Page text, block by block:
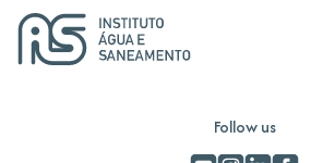
Follow us